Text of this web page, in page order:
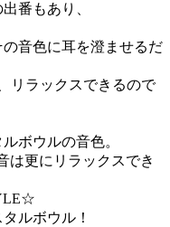
番もあり、
音色に耳を澄ませるだ
リラックスできるので
ボウルの音色。
は更にリラックスでき
ルボウル！